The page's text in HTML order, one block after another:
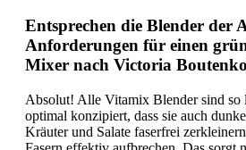
Entsprechen die Blender der
Anforderungen für einen
Mixer nach Victoria
Absolut! Alle Vitamix Blender sind so
optimal konzipiert, dass sie auch
Kräuter und Salate faserfrei